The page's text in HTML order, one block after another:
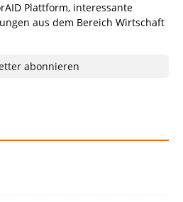
Plattform, interessante
aus dem Bereich Wirtschaft
abonnieren